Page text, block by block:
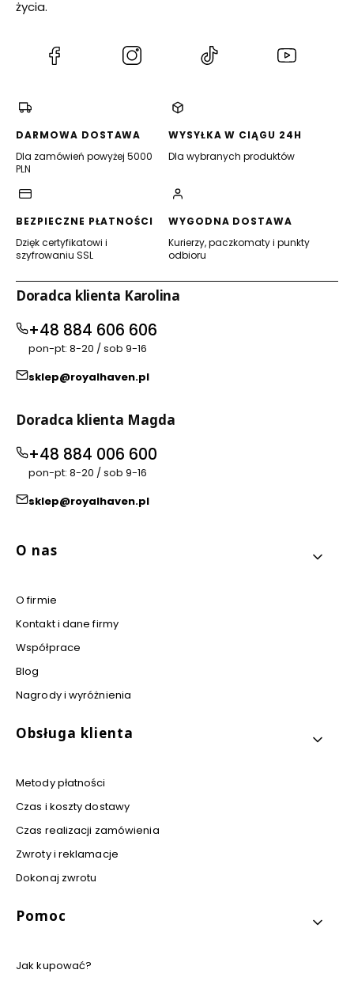
r
o
u
s
t
y
l
b
o
h
o
życia.
karcie)
(Otwiera
nowej
karcie)
(Otwiera
karcie)
(Otwiera
karcie)
DARMOWA DOSTAWA
Dla zamówień powyżej 5000
PLN
WYSYŁKA W CIĄGU 24H
Dla wybranych produktów
BEZPIECZNE PŁATNOŚCI
Dzięk certyfikatowi i
szyfrowaniu SSL
WYGODNA DOSTAWA
Kurierzy, paczkomaty i punkty
odbioru
Doradca klienta Karolina
+48 884 606 606
pon-pt: 8-20 / sob 9-16
sklep@royalhaven.pl
Doradca klienta Magda
+48 884 006 600
pon-pt: 8-20 / sob 9-16
sklep@royalhaven.pl
Linki w stopce
O nas
O firmie
Kontakt i dane firmy
Współprace
Blog
Nagrody i wyróżnienia
Obsługa klienta
Metody płatności
Czas i koszty dostawy
Czas realizacji zamówienia
Zwroty i reklamacje
Dokonaj zwrotu
Pomoc
Jak kupować?